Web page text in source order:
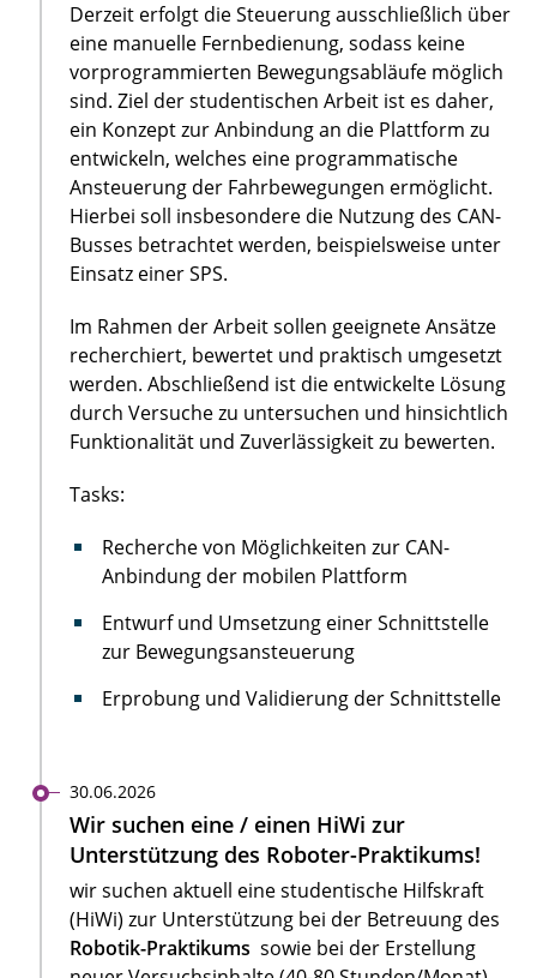
Derzeit erfolgt die Steuerung ausschließlich über
eine manuelle Fernbedienung, sodass keine
vorprogrammierten Bewegungsabläufe möglich
sind. Ziel der studentischen Arbeit ist es daher,
ein Konzept zur Anbindung an die Plattform zu
entwickeln, welches eine programmatische
Ansteuerung der Fahrbewegungen ermöglicht.
Hierbei soll insbesondere die Nutzung des CAN-
Busses betrachtet werden, beispielsweise unter
Einsatz einer SPS.
Im Rahmen der Arbeit sollen geeignete Ansätze
recherchiert, bewertet und praktisch umgesetzt
werden. Abschließend ist die entwickelte Lösung
durch Versuche zu untersuchen und hinsichtlich
Funktionalität und Zuverlässigkeit zu bewerten.
Tasks:
Recherche von Möglichkeiten zur CAN-
Anbindung der mobilen Plattform
Entwurf und Umsetzung einer Schnittstelle
zur Bewegungsansteuerung
Erprobung und Validierung der Schnittstelle
30.06.2026
Wir suchen eine / einen HiWi zur
Unterstützung des Roboter-Praktikums!
wir suchen aktuell eine studentische Hilfskraft
(HiWi) zur Unterstützung bei der Betreuung des
Robotik-Praktikums sowie bei der Erstellung